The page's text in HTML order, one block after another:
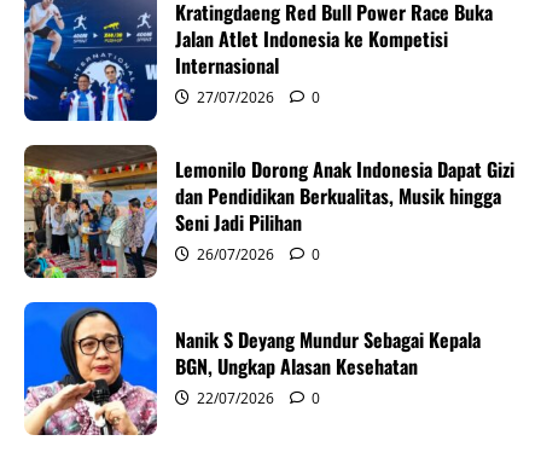
g
a
t
i
o
n
Kratingdaeng Red Bull Power Race Buka
Jalan Atlet Indonesia ke Kompetisi
Internasional
27/07/2026 0
Lemonilo Dorong Anak Indonesia Dapat Gizi
dan Pendidikan Berkualitas, Musik hingga
Seni Jadi Pilihan
26/07/2026 0
Nanik S Deyang Mundur Sebagai Kepala
BGN, Ungkap Alasan Kesehatan
22/07/2026 0